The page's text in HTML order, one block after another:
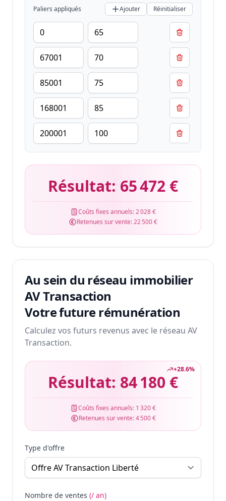
Paliers appliqués Ajouter Réinitialiser
Résultat: 65 472 €
Coûts fixes annuels:2 028 €
Retenues sur vente:22 500 €
Au sein du réseau immobilier
AV Transaction
Votre future rémunération
Calculez vos futurs revenus avec le réseau AV
Transaction.
+28.6%
Résultat: 84 180 €
Coûts fixes annuels: 1 320 €
Retenues sur vente:4 500 €
Type d'offre
Nombre de ventes (/ an)